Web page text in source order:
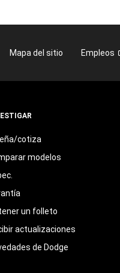
Mapa del sitio Empleos
cotiza
modelos
un folleto
actualizaciones
de Dodge